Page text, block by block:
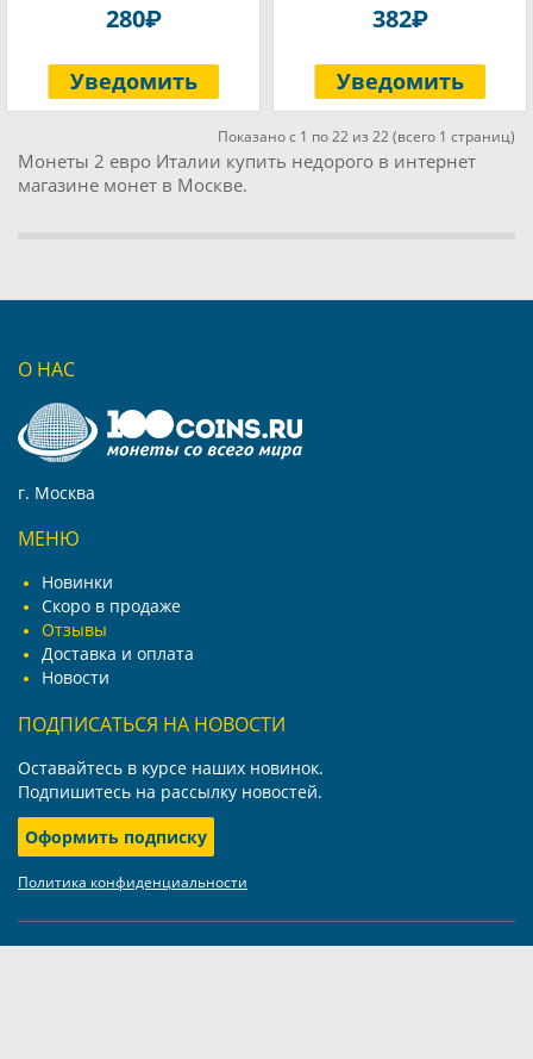
280P
Уведомить
382P
Уведомить
Показано с 1 по 22 из 22 (всего 1 страниц)
Монеты 2 евро Италии купить недорого в интернет
магазине монет в Москве.
О НАС
г. Москва
МЕНЮ
Новинки
Скоро в продаже
Отзывы
Доставка и оплата
Новости
ПОДПИСАТЬСЯ НА НОВОСТИ
Оставайтесь в курсе наших новинок.
Подпишитесь на рассылку новостей.
Оформить подписку
Политика конфиденциальности